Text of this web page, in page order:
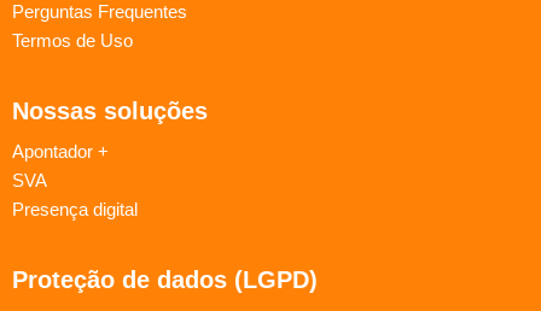
Perguntas Frequentes
Termos de Uso
Nossas soluções
Apontador +
SVA
Presença digital
Proteção de dados (LGPD)